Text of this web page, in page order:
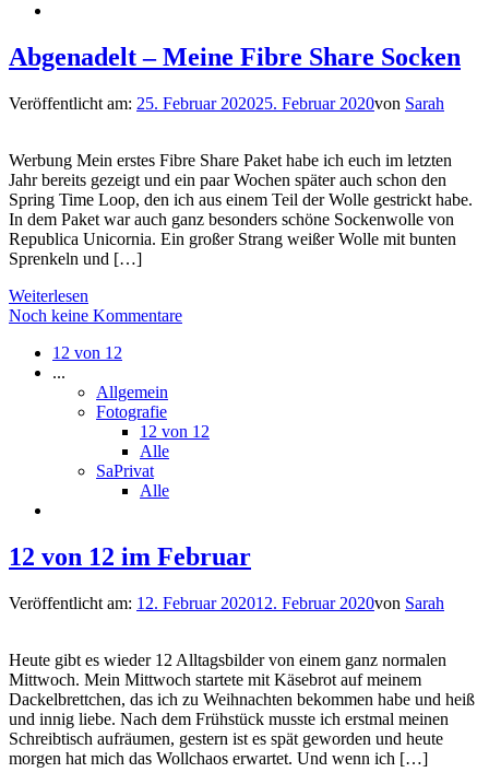
Abgenadelt – Meine Fibre Share Socken
Veröffentlicht am: 25. Februar 202025. Februar 2020von Sarah
Werbung Mein erstes Fibre Share Paket habe ich euch im letzten
Jahr bereits gezeigt und ein paar Wochen später auch schon den
Spring Time Loop, den ich aus einem Teil der Wolle gestrickt habe.
In dem Paket war auch ganz besonders schöne Sockenwolle von
Republica Unicornia. Ein großer Strang weißer Wolle mit bunten
Sprenkeln und […]
Weiterlesen
Noch keine Kommentare
12 von 12
...
Allgemein
Fotografie
12 von 12
Alle
SaPrivat
Alle
12 von 12 im Februar
Veröffentlicht am: 12. Februar 202012. Februar 2020von Sarah
Heute gibt es wieder 12 Alltagsbilder von einem ganz normalen
Mittwoch. Mein Mittwoch startete mit Käsebrot auf meinem
Dackelbrettchen, das ich zu Weihnachten bekommen habe und heiß
und innig liebe. Nach dem Frühstück musste ich erstmal meinen
Schreibtisch aufräumen, gestern ist es spät geworden und heute
morgen hat mich das Wollchaos erwartet. Und wenn ich […]